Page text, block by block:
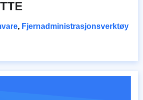
, Fjernadministrasjonsverktøy